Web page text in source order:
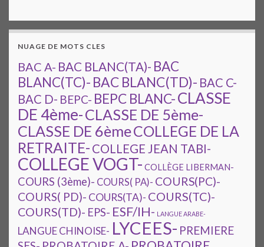
NUAGE DE MOTS CLES
BAC A- BAC BLANC(TA)- BAC
BLANC(TC)- BAC BLANC(TD)- BAC C-
BAC D- BEPC- BEPC BLANC-CLASSE
DE 4ème-CLASSE DE 5ème-
CLASSE DE 6èmeCOLLEGE DE LA
RETRAITE- COLLEGE JEAN TABI-
COLLEGE VOGT- COLLÈGE LIBERMAN-
COURS (3ème)- COURS( PA)- COURS(PC)-
COURS( PD)- COURS(TA)- COURS(TC)-
COURS(TD)- EPS- ESF/IH- LANGUE ARABE-
LANGUE CHINOISE- LYCEES- PREMIERE